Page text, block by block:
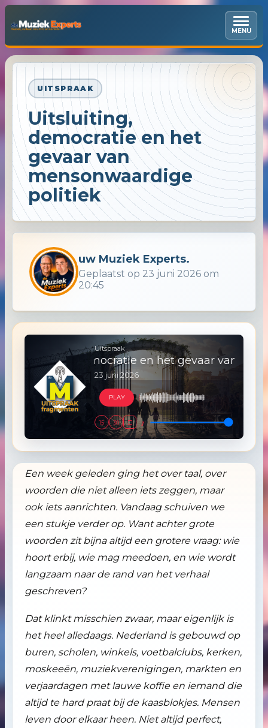
MENU
UITSPRAAK
Uitsluiting,
democratie en het
gevaar van
mensonwaardige
politiek
uw Muziek Experts.
Geplaatst op 23 juni 2026 om
20:45
Uitspraak
democratie en het gevaar van
23 juni 2026
PLAY
15 30 □ ♪
Een week geleden ging het over taal, over
woorden die niet alleen iets zeggen, maar
ook iets aanrichten. Vandaag schuiven we
een stukje verder op. Want achter grote
woorden zit bijna altijd een grotere vraag: wie
hoort erbij, wie mag meedoen, en wie wordt
langzaam naar de rand van het verhaal
geschreven?
Dat klinkt misschien zwaar, maar eigenlijk is
het heel alledaags. Nederland is gebouwd op
buren, scholen, winkels, voetbalclubs, kerken,
moskeeën, muziekverenigingen, markten en
verjaardagen met lauwe koffie en iemand die
altijd te hard praat bij de kaasblokjes. Mensen
leven door elkaar heen. Niet altijd perfect,